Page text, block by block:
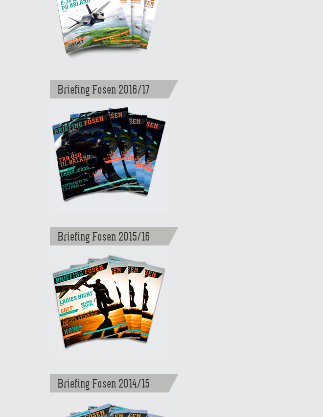
Briefing Fosen 2016/17
Briefing Fosen 2015/16
Briefing Fosen 2014/15